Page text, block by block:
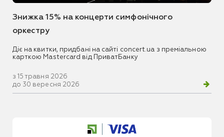
Знижка 15% на концерти симфонічного
оркестру
Діє на квитки, придбані на сайті concert.ua з преміальною
карткою Mastercard від ПриватБанку
з 15 травня 2026
до 30 вересня 2026